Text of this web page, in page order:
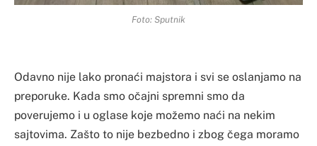
Foto: Sputnik
Odavno nije lako pronaći majstora i svi se oslanjamo na
preporuke. Kada smo očajni spremni smo da
poverujemo i u oglase koje možemo naći na nekim
sajtovima. Zašto to nije bezbedno i zbog čega moramo